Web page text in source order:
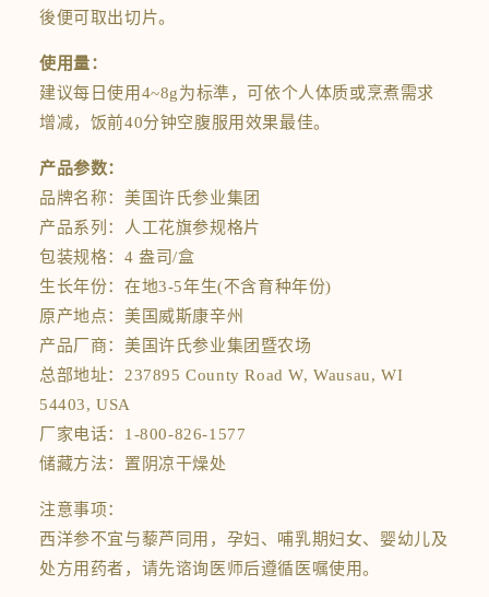
後便可取出切片。
使用量：
建议每日使用4~8g为标準，可依个人体质或烹煮需求
增减，饭前40分钟空腹服用效果最佳。
产品参数：
品牌名称：美国许氏参业集团
产品系列：人工花旗参规格片
包装规格：4 盎司/盒
生长年份：在地3-5年生(不含育种年份)
原产地点：美国威斯康辛州
产品厂商：美国许氏参业集团暨农场
总部地址：237895 County Road W, Wausau, WI
54403, USA
厂家电话：1-800-826-1577
储藏方法：置阴凉干燥处
注意事项：
西洋参不宜与藜芦同用，孕妇、哺乳期妇女、婴幼儿及
处方用药者，请先谘询医师后遵循医嘱使用。